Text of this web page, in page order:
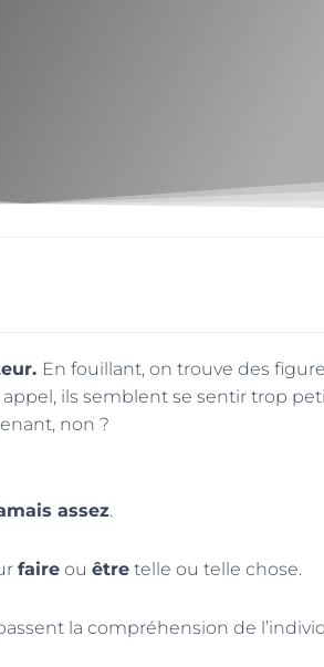
En fouillant, on trouve des
ils semblent se sentir trop
non ?
assez.
faire ou être telle ou telle chose.
la compréhension de